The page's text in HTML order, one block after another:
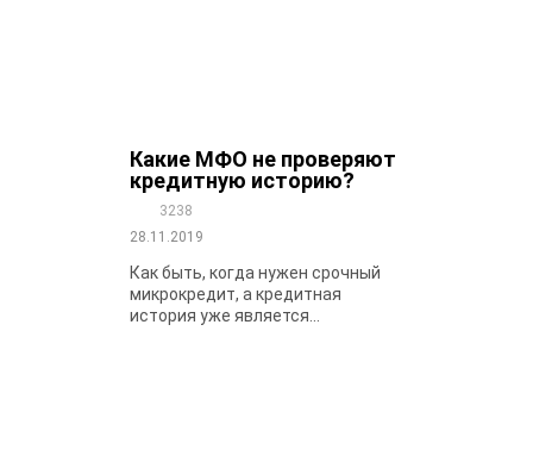
Какие МФО не проверяют
кредитную историю?
3238
28.11.2019
Как быть, когда нужен срочный
микрокредит, а кредитная
история уже является...